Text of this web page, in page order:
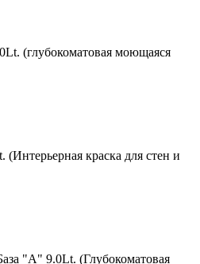
(глубокоматовая моющаяся
краска для стен и
"A" 9.0Lt. (Глубокоматовая